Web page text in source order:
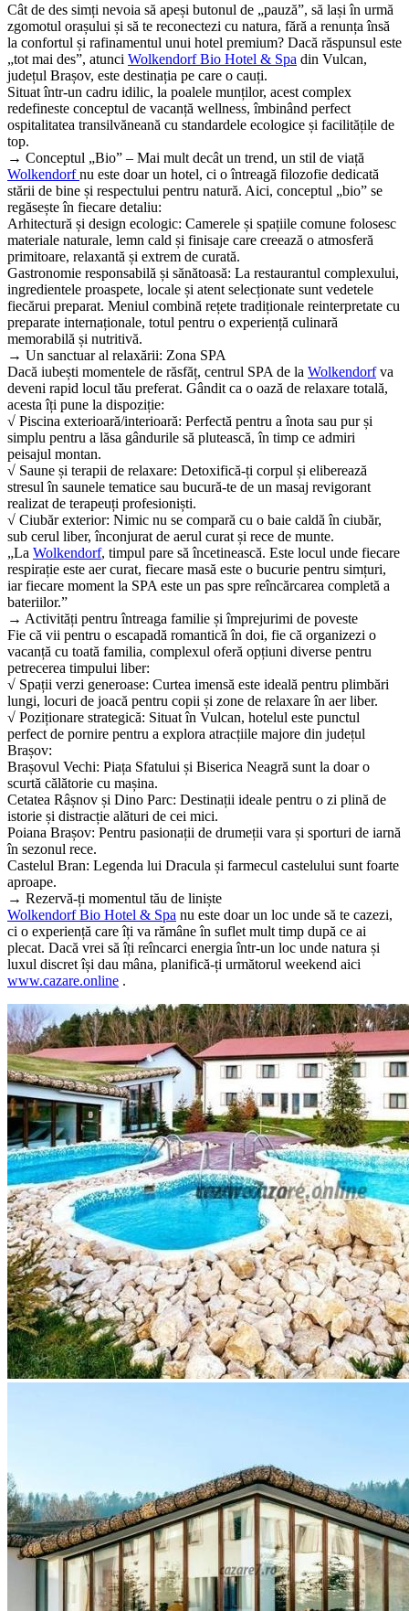
​Cât de des simți nevoia să apeși butonul de „pauză”, să lași în urmă
zgomotul orașului și să te reconectezi cu natura, fără a renunța însă
la confortul și rafinamentul unui hotel premium? Dacă răspunsul este
„tot mai des”, atunci Wolkendorf Bio Hotel & Spa din Vulcan,
județul Brașov, este destinația pe care o cauți.
​Situat într-un cadru idilic, la poalele munților, acest complex
redefineste conceptul de vacanță wellness, îmbinând perfect
ospitalitatea transilvăneană cu standardele ecologice și facilitățile de
top.
→ ​Conceptul „Bio” – Mai mult decât un trend, un stil de viață
​Wolkendorfnu este doar un hotel, ci o întreagă filozofie dedicată
stării de bine și respectului pentru natură. Aici, conceptul „bio” se
regăsește în fiecare detaliu:
​Arhitectură și design ecologic: Camerele și spațiile comune folosesc
materiale naturale, lemn cald și finisaje care creează o atmosferă
primitoare, relaxantă și extrem de curată.
​Gastronomie responsabilă și sănătoasă: La restaurantul complexului,
ingredientele proaspete, locale și atent selecționate sunt vedetele
fiecărui preparat. Meniul combină rețete tradiționale reinterpretate cu
preparate internaționale, totul pentru o experiență culinară
memorabilă și nutritivă.
→ ​Un sanctuar al relaxării: Zona SPA
​Dacă iubești momentele de răsfăț, centrul SPA de la Wolkendorfva
deveni rapid locul tău preferat. Gândit ca o oază de relaxare totală,
acesta îți pune la dispoziție:
​√ Piscina exterioară/interioară: Perfectă pentru a înota sau pur și
simplu pentru a lăsa gândurile să plutească, în timp ce admiri
peisajul montan.
​√ ​Saune și terapii de relaxare: Detoxifică-ți corpul și eliberează
stresul în saunele tematice sau bucură-te de un masaj revigorant
realizat de terapeuți profesioniști.
​√ ​Ciubăr exterior: Nimic nu se compară cu o baie caldă în ciubăr,
sub cerul liber, înconjurat de aerul curat și rece de munte.
​„La Wolkendorf, timpul pare să încetinească. Este locul unde fiecare
respirație este aer curat, fiecare masă este o bucurie pentru simțuri,
iar fiecare moment la SPA este un pas spre reîncărcarea completă a
bateriilor.”
→ ​Activități pentru întreaga familie și împrejurimi de poveste
​Fie că vii pentru o escapadă romantică în doi, fie că organizezi o
vacanță cu toată familia, complexul oferă opțiuni diverse pentru
petrecerea timpului liber:
​√ ​Spații verzi generoase: Curtea imensă este ideală pentru plimbări
lungi, locuri de joacă pentru copii și zone de relaxare în aer liber.
​​√ Poziționare strategică: Situat în Vulcan, hotelul este punctul
perfect de pornire pentru a explora atracțiile majore din județul
Brașov:
​Brașovul Vechi: Piața Sfatului și Biserica Neagră sunt la doar o
scurtă călătorie cu mașina.
​Cetatea Râșnov și Dino Parc: Destinații ideale pentru o zi plină de
istorie și distracție alături de cei mici.
​Poiana Brașov: Pentru pasionații de drumeții vara și sporturi de iarnă
în sezonul rece.
​Castelul Bran: Legenda lui Dracula și farmecul castelului sunt foarte
aproape.
​→ Rezervă-ți momentul tău de liniște
​Wolkendorf Bio Hotel & Spa nu este doar un loc unde să te cazezi,
ci o experiență care îți va rămâne în suflet mult timp după ce ai
plecat. Dacă vrei să îți reîncarci energia într-un loc unde natura și
luxul discret își dau mâna, planifică-ți următorul weekend aici
www.cazare.online .